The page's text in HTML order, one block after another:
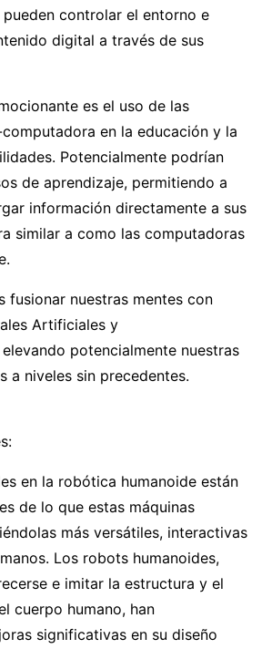
controlar el entorno e
digital a través de sus
es el uso de las
en la educación y la
Potencialmente podrían
de aprendizaje, permitiendo a
información directamente a sus
similar a como las computadoras
fusionar nuestras mentes con
Artificiales y
potencialmente nuestras
a niveles sin precedentes.
en la robótica humanoide están
de lo que estas máquinas
más versátiles, interactivas
Los robots humanoides,
e imitar la estructura y el
cuerpo humano, han
significativas en su diseño